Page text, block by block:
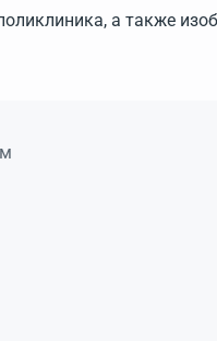
а также